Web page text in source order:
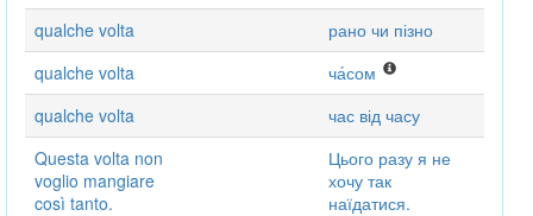
qualche volta
рано чи пізно
qualche volta
ча́сом
qualche volta
час від часу
Questa volta non
voglio mangiare
così tanto.
Цього разу я не
хочу так
наїдатися.